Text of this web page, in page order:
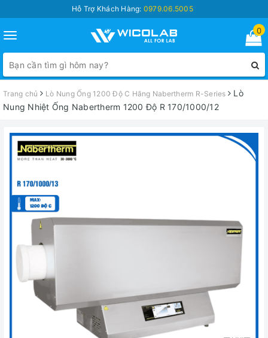
Hỗ Trợ Khách Hàng: 0979.06.5005
Toggle
navigation
0
Trang chủ Lò Nung Ống 1200 Độ C Hãng Nabertherm R-Series
Lò
Nung Nhiệt Ống Nabertherm 1200 Độ R 170/1000/12